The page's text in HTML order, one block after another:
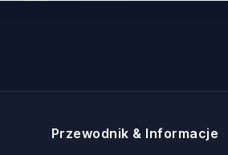
Przewodnik & Informacje